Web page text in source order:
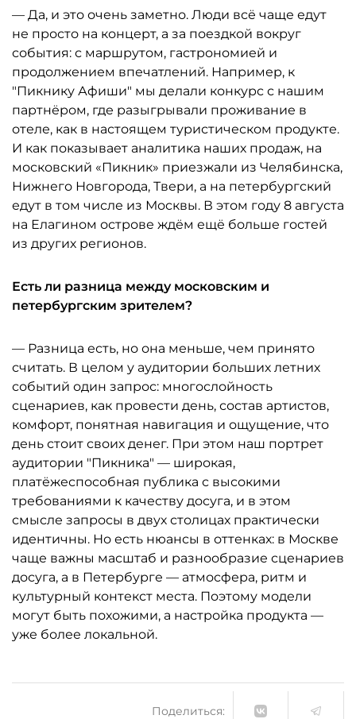
— Да, и это очень заметно. Люди всё чаще едут
не просто на концерт, а за поездкой вокруг
события: с маршрутом, гастрономией и
продолжением впечатлений. Например, к
"Пикнику Афиши" мы делали конкурс с нашим
партнёром, где разыгрывали проживание в
отеле, как в настоящем туристическом продукте.
И как показывает аналитика наших продаж, на
московский «Пикник» приезжали из Челябинска,
Нижнего Новгорода, Твери, а на петербургский
едут в том числе из Москвы. В этом году 8 августа
на Елагином острове ждём ещё больше гостей
из других регионов.
Есть ли разница между московским и
петербургским зрителем?
— Разница есть, но она меньше, чем принято
считать. В целом у аудитории больших летних
событий один запрос: многослойность
сценариев, как провести день, состав артистов,
комфорт, понятная навигация и ощущение, что
день стоит своих денег. При этом наш портрет
аудитории "Пикника" — широкая,
платёжеспособная публика с высокими
требованиями к качеству досуга, и в этом
смысле запросы в двух столицах практически
идентичны. Но есть нюансы в оттенках: в Москве
чаще важны масштаб и разнообразие сценариев
досуга, а в Петербурге — атмосфера, ритм и
культурный контекст места. Поэтому модели
могут быть похожими, а настройка продукта —
уже более локальной.
Поделиться: